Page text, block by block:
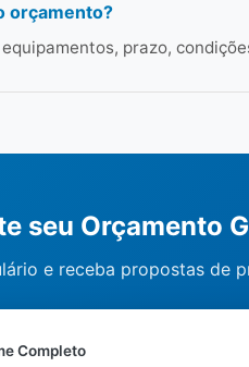
orçamento?
prazo,
seu Orçamento
e receba propostas de
Completo